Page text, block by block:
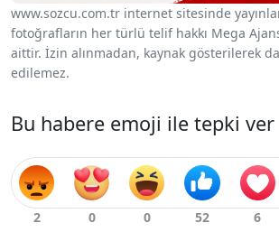
www.sozcu.com.tr internet sitesinde
fotoğrafların her türlü telif hakkı Mega
aittir. İzin alınmadan, kaynak gösterilerek
edilemez.
Bu habere emoji ile tepki ver